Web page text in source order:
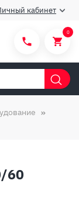
кабинет
0
60